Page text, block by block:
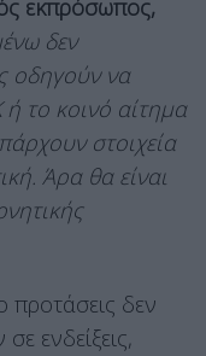
εκπρόσωπος,
δεν
οδηγούν να
το κοινό αίτημα
στοιχεία
Άρα θα είναι
προτάσεις δεν
ενδείξεις,